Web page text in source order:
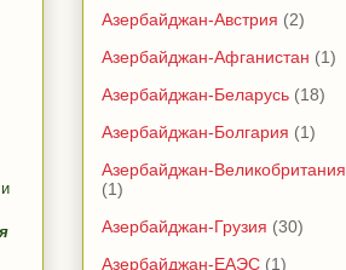
Азербайджан-Австрия (2)
Азербайджан-Афганистан (1)
Азербайджан-Беларусь (18)
Азербайджан-Болгария (1)
Азербайджан-Великобритания
(1)
Азербайджан-Грузия (30)
Азербайджан-ЕАЭС (1)